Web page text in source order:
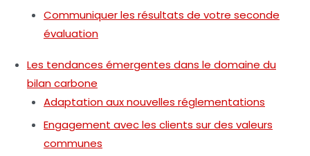
Communiquer les résultats de votre seconde
évaluation
Les tendances émergentes dans le domaine du
bilan carbone
Adaptation aux nouvelles réglementations
Engagement avec les clients sur des valeurs
communes